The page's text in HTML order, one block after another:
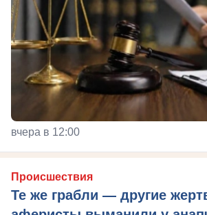
вчера в 12:00
Происшествия
Те же грабли — другие